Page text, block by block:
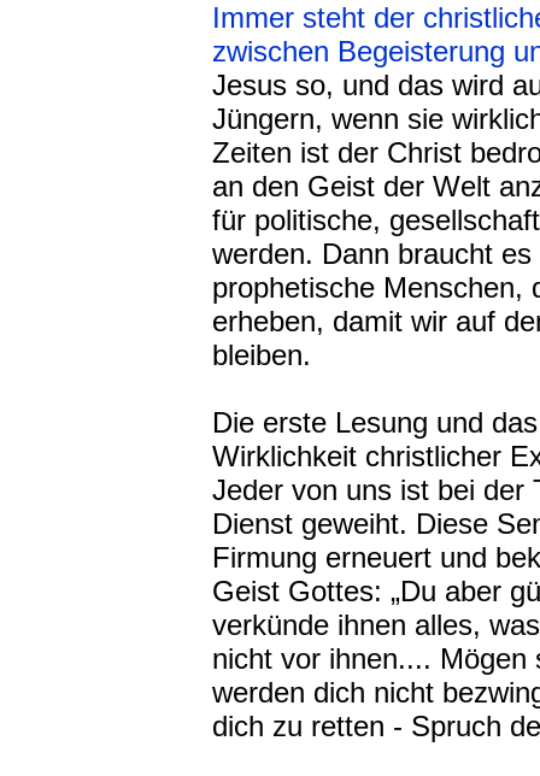
Immer steht der
zwischen Begeisterung
Jesus so, und das wird
Jüngern, wenn sie
Zeiten ist der Christ
an den Geist der Welt
für politische,
werden. Dann braucht
prophetische Menschen,
erheben, damit wir auf
bleiben.
Die erste Lesung und
Wirklichkeit christlicher
Jeder von uns ist bei der
Dienst geweiht. Diese
Firmung erneuert und
Geist Gottes: „Du aber
verkünde ihnen alles,
nicht vor ihnen.... Mögen
werden dich nicht
dich zu retten - Spruch